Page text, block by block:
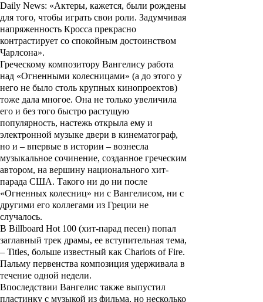
Daily News: «Актеры, кажется, были рождены
для того, чтобы играть свои роли. Задумчивая
напряженность Кросса прекрасно
контрастирует со спокойным достоинством
Чарлсона».
Греческому композитору Вангелису работа
над «Огненными колесницами» (а до этого у
него не было столь крупных кинопроектов)
тоже дала многое. Она не только увеличила
его и без того быстро растущую
популярность, настежь открыла ему и
электронной музыке двери в кинематограф,
но и – впервые в истории – вознесла
музыкальное сочинение, созданное греческим
автором, на вершину национального хит-
парада США. Такого ни до ни после
«Огненных колесниц» ни с Вангелисом, ни с
другими его коллегами из Греции не
случалось.
В Billboard Hot 100 (хит-парад песен) попал
заглавный трек драмы, ее вступительная тема,
– Titles, больше известный как Chariots of Fire.
Пальму первенства композиция удерживала в
течение одной недели.
Впоследствии Вангелис также выпустил
пластинку с музыкой из фильма, но несколько